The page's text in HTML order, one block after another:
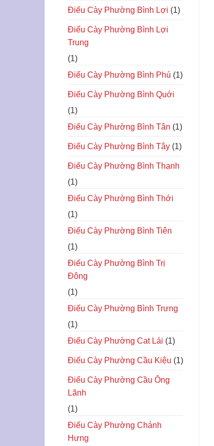
Điếu Cày Phường Bình Lợi (1)
Điếu Cày Phường Bình Lợi
Trung
(1)
Điếu Cày Phường Bình Phú (1)
Điếu Cày Phường Bình Quới
(1)
Điếu Cày Phường Bình Tân (1)
Điếu Cày Phường Bình Tây (1)
Điếu Cày Phường Bình Thạnh
(1)
Điếu Cày Phường Bình Thới
(1)
Điếu Cày Phường Bình Tiên
(1)
Điếu Cày Phường Bình Trị
Đông
(1)
Điếu Cày Phường Bình Trưng
(1)
Điếu Cày Phường Cat Lái (1)
Điếu Cày Phường Cầu Kiệu (1)
Điếu Cày Phường Cầu Ông
Lãnh
(1)
Điếu Cày Phường Chánh
Hưng